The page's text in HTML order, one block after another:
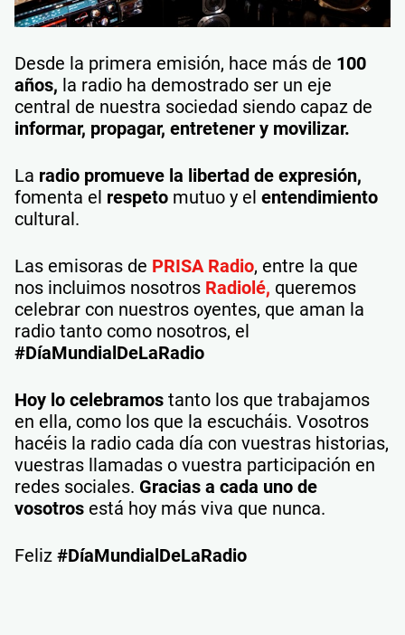
Desde la primera emisión, hace más de 100
años, la radio ha demostrado ser un eje
central de nuestra sociedad siendo capaz de
informar, propagar, entretener y movilizar.
La radio promueve la libertad de expresión,
fomenta el respeto mutuo y el entendimiento
cultural.
Las emisoras de PRISA Radio, entre la que
nos incluimos nosotros Radiolé, queremos
celebrar con nuestros oyentes, que aman la
radio tanto como nosotros, el
#DíaMundialDeLaRadio
Hoy lo celebramos tanto los que trabajamos
en ella, como los que la escucháis. Vosotros
hacéis la radio cada día con vuestras historias,
vuestras llamadas o vuestra participación en
redes sociales. Gracias a cada uno de
vosotros está hoy más viva que nunca.
Feliz #DíaMundialDeLaRadio